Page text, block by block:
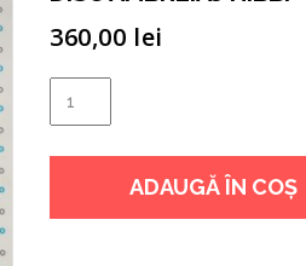
360,00 lei
DISC
AMBREIAJ
ADAUGĂ ÎN COȘ